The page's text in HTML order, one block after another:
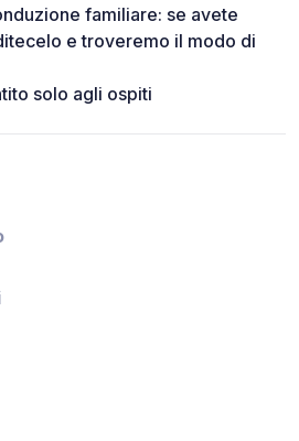
familiare: se avete
e troveremo il modo di
solo agli ospiti